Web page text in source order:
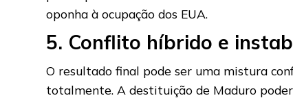
oponha à ocupação dos EUA.
5. Conflito híbrido e
O resultado final pode ser uma mistura
totalmente. A destituição de Maduro